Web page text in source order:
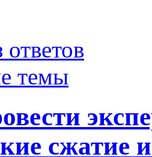
темы
сжатие